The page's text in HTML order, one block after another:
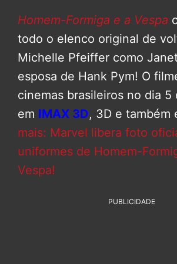
Homem-Formiga e a Vespa
todo o elenco original de
Michelle Pfeiffer como
esposa de Hank Pym! O
cinemas brasileiros no dia 5
em IMAX 3D, 3D e também
mais: Marvel libera foto
uniformes de Homem-
Vespa!
PUBLICIDADE